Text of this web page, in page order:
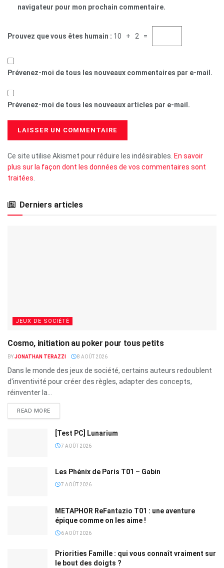
navigateur pour mon prochain commentaire.
Prouvez que vous êtes humain : 10 + 2 =
Prévenez-moi de tous les nouveaux commentaires par e-mail.
Prévenez-moi de tous les nouveaux articles par e-mail.
Ce site utilise Akismet pour réduire les indésirables. En savoir
plus sur la façon dont les données de vos commentaires sont
traitées
Derniers articles
JEUX DE SOCIÉTÉ
Cosmo, initiation au poker pour tous petits
BYJONATHAN TERAZZI 8 AOÛT 2026
Dans le monde des jeux de société, certains auteurs redoublent
d'inventivité pour créer des règles, adapter des concepts,
réinventer la...
READ MORE
[Test PC] Lunarium
7 AOÛT 2026
Les Phénix de Paris T01 – Gabin
7 AOÛT 2026
METAPHOR ReFantazio T01 : une aventure
épique comme on les aime !
6 AOÛT 2026
Priorities Famille : qui vous connaît vraiment sur
le bout des doigts ?